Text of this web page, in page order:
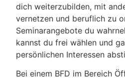
dich weiterzubilden, mit
vernetzen und beruflich zu
Seminarangebote du
kannst du frei wählen und
persönlichen Interessen
Bei einem BFD im Bereich